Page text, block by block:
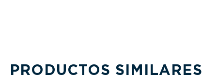
PRODUCTOS SIMILARES